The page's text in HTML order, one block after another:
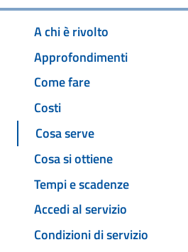
A chi è rivolto
Approfondimenti
Come fare
Costi
Cosa serve
Cosa si ottiene
Tempi e scadenze
Accedi al servizio
Condizioni di servizio